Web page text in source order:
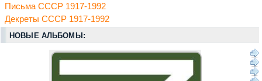
Письма СССР 1917-1992
Декреты СССР 1917-1992
НОВЫЕ АЛЬБОМЫ: